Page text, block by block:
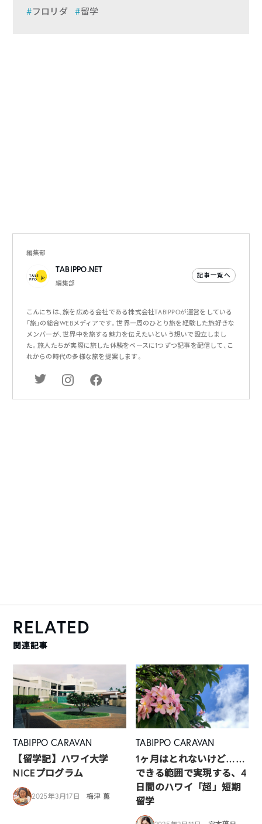
フロリダ 留学
編集部
TABIPPO.NET
編集部
記事一覧へ
こんにちは、旅を広める会社である株式会社TABIPPOが運営をしている
「旅」の総合WEBメディアです。世界一周のひとり旅を経験した旅好きな
メンバーが、世界中を旅する魅力を伝えたいという想いで設立しまし
た。旅人たちが実際に旅した体験をベースに1つずつ記事を配信して、こ
れからの時代の多様な旅を提案します。
RELATED
関連記事
TABIPPO CARAVAN
【留学記】ハワイ大学
NICEプログラム
2025年3月17日 梅津 薫
TABIPPO CARAVAN
1ヶ月はとれないけど……
できる範囲で実現する、4
日間のハワイ「超」短期
留学